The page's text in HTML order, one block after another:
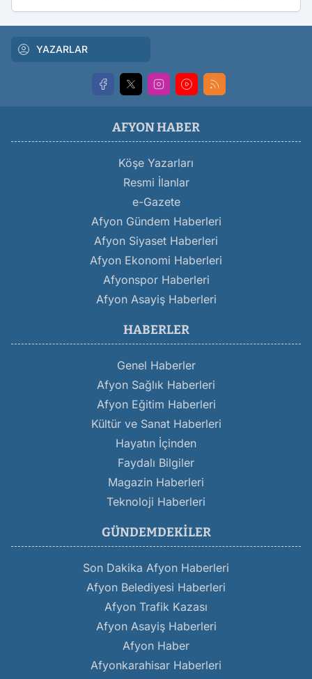
YAZARLAR
AFYON HABER
Köşe Yazarları
Resmi İlanlar
e-Gazete
Afyon Gündem Haberleri
Afyon Siyaset Haberleri
Afyon Ekonomi Haberleri
Afyonspor Haberleri
Afyon Asayiş Haberleri
HABERLER
Genel Haberler
Afyon Sağlık Haberleri
Afyon Eğitim Haberleri
Kültür ve Sanat Haberleri
Hayatın İçinden
Faydalı Bilgiler
Magazin Haberleri
Teknoloji Haberleri
GÜNDEMDEKILER
Son Dakika Afyon Haberleri
Afyon Belediyesi Haberleri
Afyon Trafik Kazası
Afyon Asayiş Haberleri
Afyon Haber
Afyonkarahisar Haberleri